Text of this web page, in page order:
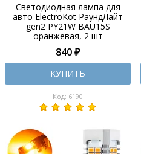
Светодиодная лампа для
авто ElectroKot РаундЛайт
gen2 PY21W BAU15S
оранжевая, 2 шт
840 ₽
КУПИТЬ
Код: 6190